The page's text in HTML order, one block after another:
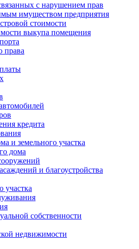
с нарушением прав
имуществом предприятия
стоимости
выкупа помещения
права
кредита
и земельного участка
дома
и благоустройства
участка
собственности
недвижимости